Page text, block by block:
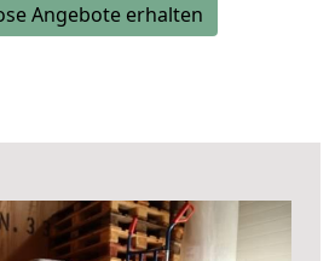
Angebote erhalten